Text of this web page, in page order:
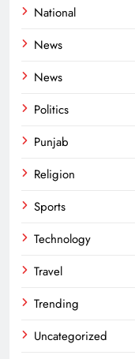
National
News
News
Politics
Punjab
Religion
Sports
Technology
Travel
Trending
Uncategorized